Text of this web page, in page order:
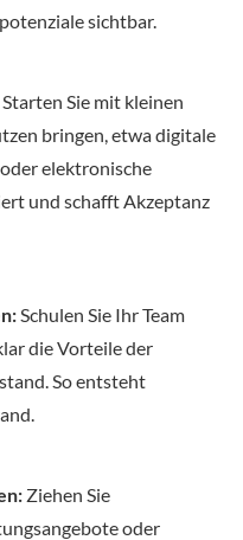
sichtbar.
Starten Sie mit kleinen
bringen, etwa digitale
elektronische
und schafft Akzeptanz
Schulen Sie Ihr Team
die Vorteile der
So entsteht
Ziehen Sie
oder